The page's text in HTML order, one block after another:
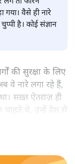
शाह के खिलाफ
तो फौरन